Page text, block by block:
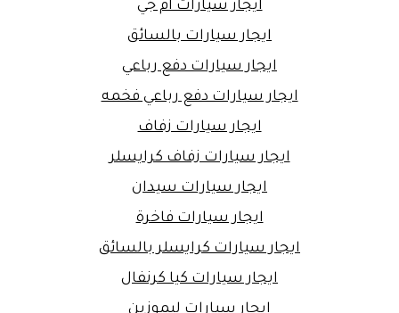
ايجار سيارات ام جي
ايجار سيارات بالسائق
ايجار سيارات دفع رباعي
ايجار سيارات دفع رباعي فخمه
ايجار سيارات زفاف
ايجار سيارات زفاف كرايسلر
ايجار سيارات سيدان
ايجار سيارات فاخرة
ايجار سيارات كرايسلر بالسائق
ايجار سيارات كيا كرنفال
ايجار سيارات ليموزين